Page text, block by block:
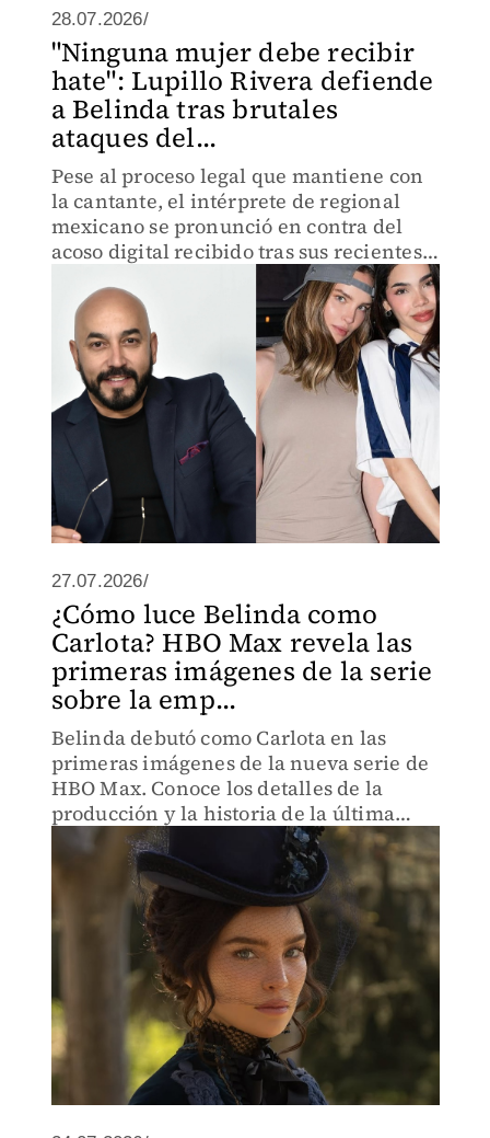
28.07.2026/
"Ninguna mujer debe recibir
hate": Lupillo Rivera defiende
a Belinda tras brutales
ataques del...
Pese al proceso legal que mantiene con
la cantante, el intérprete de regional
mexicano se pronunció en contra del
acoso digital recibido tras sus recientes
27.07.2026/
¿Cómo luce Belinda como
Carlota? HBO Max revela las
primeras imágenes de la serie
sobre la emp...
Belinda debutó como Carlota en las
primeras imágenes de la nueva serie de
HBO Max. Conoce los detalles de la
producción y la historia de la última
emperatriz de México.